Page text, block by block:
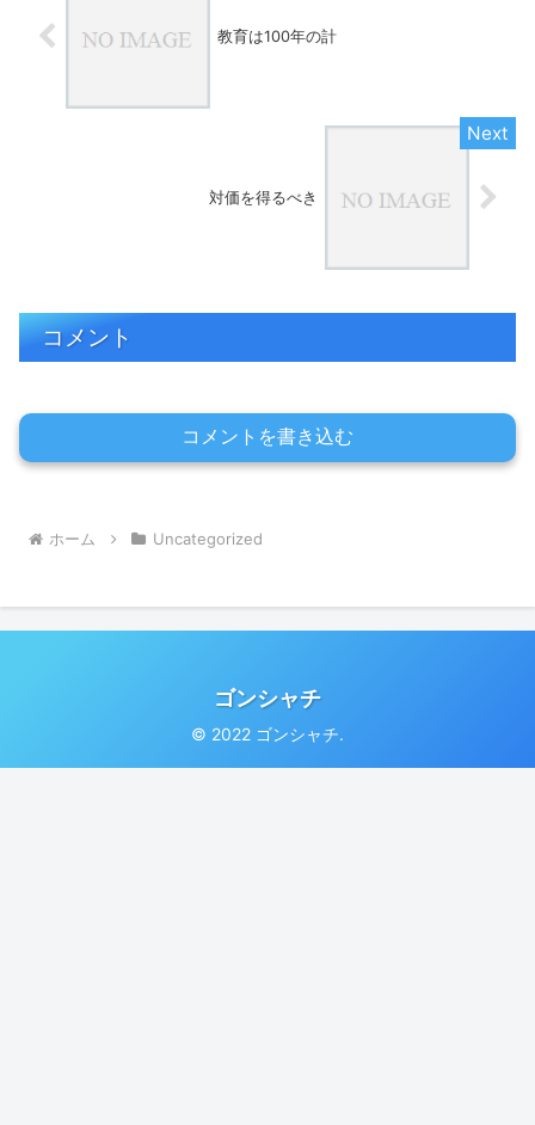
教育は100年の計
対価を得るべき
コメント
コメントを書き込む
ホーム Uncategorized
ゴンシャチ
© 2022 ゴンシャチ.